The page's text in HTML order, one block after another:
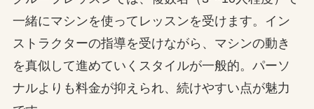
一緒にマシンを使ってレッスンを受けます。イン
ストラクターの指導を受けながら、マシンの動き
を真似して進めていくスタイルが一般的。パーソ
ナルよりも料金が抑えられ、続けやすい点が魅力